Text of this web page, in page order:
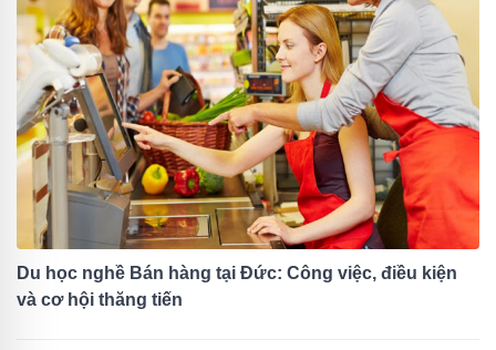
Du học nghề Bán hàng tại Đức: Công việc, điều kiện
và cơ hội thăng tiến